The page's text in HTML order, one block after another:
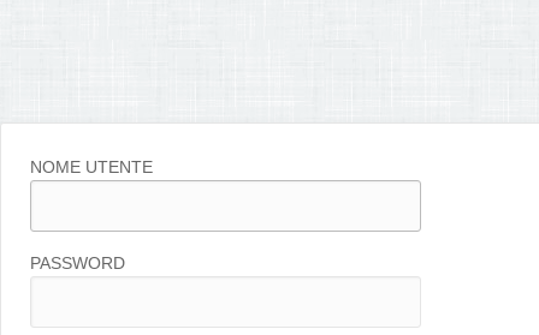
NOME UTENTE
PASSWORD